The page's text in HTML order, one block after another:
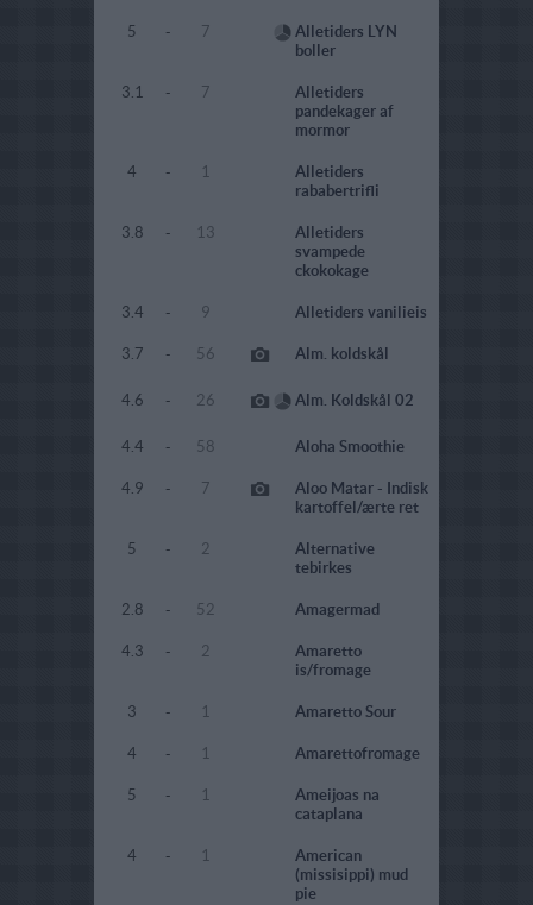
5 - 7
Alletiders LYN
boller
3.1 - 7
Alletiders
pandekager af
mormor
4 - 1
Alletiders
rababertrifli
3.8 - 13
Alletiders
svampede
ckokokage
3.4 - 9 Alletiders vanilieis
3.7 - 56 Alm. koldskål
4.6 - 26 Alm. Koldskål 02
4.4 - 58 Aloha Smoothie
4.9 - 7
Aloo Matar - Indisk
kartoffel/ærte ret
5 - 2
Alternative
tebirkes
2.8 - 52 Amagermad
4.3 - 2
Amaretto
is/fromage
3 - 1 Amaretto Sour
4 - 1 Amarettofromage
5 - 1
Ameijoas na
cataplana
4 - 1
American
(missisippi) mud
pie